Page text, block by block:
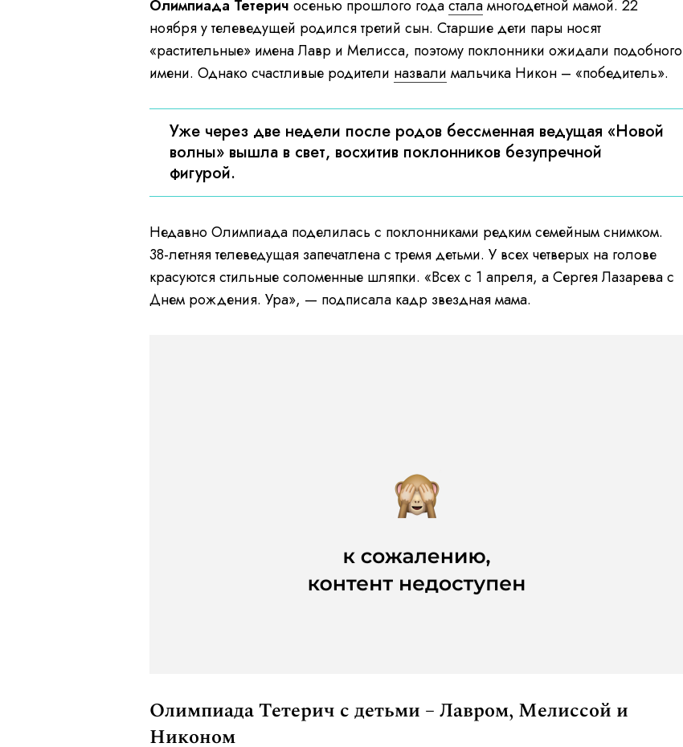
Олимпиада Тетерич осенью прошлого годасталамногодетной мамой. 22
ноября у телеведущей родился третий сын. Старшие дети пары носят
«растительные» имена Лавр и Мелисса, поэтому поклонники ожидали подобного
имени. Однако счастливые родители назвали мальчика Никон – «победитель».
Уже через две недели после родов бессменная ведущая «Новой
волны» вышла в свет, восхитив поклонников безупречной
фигурой.
Недавно Олимпиада поделилась с поклонниками редким семейным снимком.
38-летняя телеведущая запечатлена с тремя детьми. У всех четверых на голове
красуются стильные соломенные шляпки. «Всех с 1 апреля, а Сергея Лазарева с
Днем рождения. Ура», — подписала кадр звездная мама.
Олимпиада Тетерич с детьми – Лавром, Мелиссой и
Никоном